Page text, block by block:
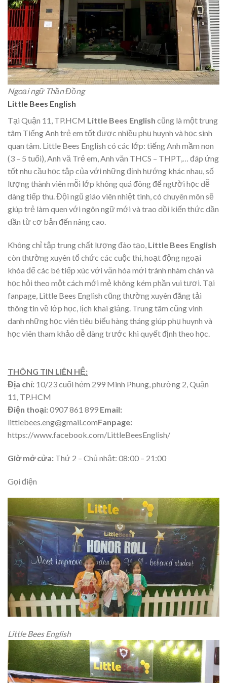
Ngoại ngữ Thần Đồng
Little Bees English
Tại Quận 11, TP.HCM Little Bees English cũng là một trung
tâm Tiếng Anh trẻ em tốt được nhiều phụ huynh và học sinh
quan tâm. Little Bees English có các lớp: tiếng Anh mầm non
(3 – 5 tuổi), Anh vă Trẻ em, Anh văn THCS – THPT,… đáp ứng
tốt nhu cầu học tập của với những định hướng khác nhau, số
lượng thành viên mỗi lớp không quá đông để người học dễ
dàng tiếp thu. Đội ngũ giáo viên nhiệt tình, có chuyên môn sẽ
giúp trẻ làm quen với ngôn ngữ mới và trao dồi kiến thức dần
dần từ cơ bản đến nâng cao.
Không chỉ tập trung chất lượng đào tạo, Little Bees English
còn thường xuyên tổ chức các cuộc thi, hoạt động ngoại
khóa để các bé tiếp xúc với văn hóa mới tránh nhàm chán và
học hỏi theo một cách mới mẻ không kém phần vui tươi. Tại
fanpage, Little Bees English cũng thường xuyên đăng tải
thông tin về lớp học, lịch khai giảng. Trung tâm cũng vinh
danh những học viên tiêu biểu hàng tháng giúp phụ huynh và
học viên tham khảo dễ dàng trước khi quyết định theo học.
THÔNG TIN LIÊN HỆ:
Địa chỉ: 10/23 cuối hẻm 299 Minh Phụng, phường 2, Quận
11, TP.HCM
Điện thoại:0907 861 899 Email:
littlebees.eng@gmail.comFanpage:
https://www.facebook.com/LittleBeesEnglish/
Giờ mở cửa: Thứ 2 – Chủ nhật: 08:00 – 21:00
Gọi điện
Little Bees English